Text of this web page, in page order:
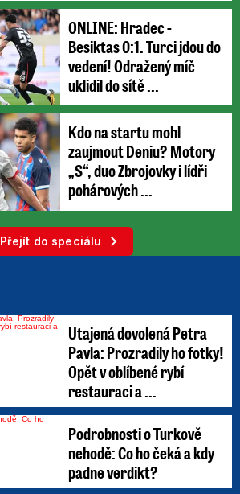
ONLINE: Hradec -
Besiktas 0:1. Turci jdou do
vedení! Odražený míč
uklidil do sítě ...
Kdo na startu mohl
zaujmout Deniu? Motory
„S“, duo Zbrojovky i lídři
pohárových ...
Přejít do speciálu
Utajená dovolená Petra
Pavla: Prozradily ho fotky!
Opět v oblíbené rybí
restauraci a ...
Podrobnosti o Turkově
nehodě: Co ho čeká a kdy
padne verdikt?